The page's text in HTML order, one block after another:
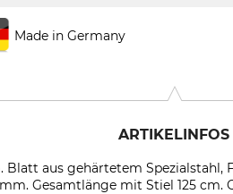
Made in Germany
ARTIKELINFOS
Blatt aus gehärtetem
Gesamtlänge mit Stiel 125 cm.